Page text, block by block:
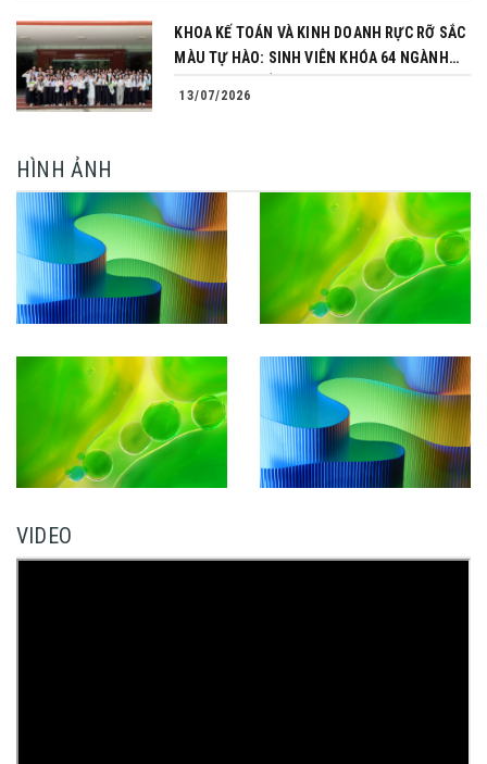
KHOA KẾ TOÁN VÀ KINH DOANH RỰC RỠ SẮC
MÀU TỰ HÀO: SINH VIÊN KHÓA 64 NGÀNH
13/07/2026
HÌNH ẢNH
VIDEO